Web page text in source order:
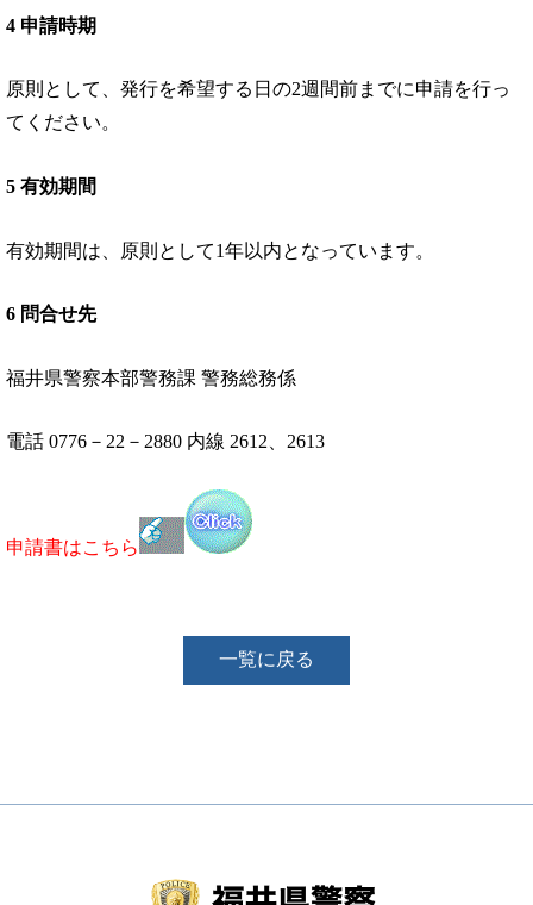
4 申請時期
原則として、発行を希望する日の2週間前までに申請を行っ
てください。
5 有効期間
有効期間は、原則として1年以内となっています。
6 問合せ先
福井県警察本部警務課 警務総務係
電話 0776－22－2880 内線 2612、2613
申請書はこちら
一覧に戻る